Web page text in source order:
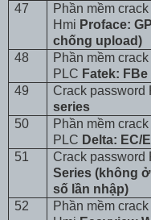
47
Phần mềm
Hmi Proface:
chống upload)
48
Phần mềm
PLC Fatek:
49 Crack password
series
50
Phần mềm
PLC Delta: EC/
51 Crack password
Series (không
số lần nhập)
52
Phần mềm